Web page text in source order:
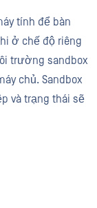
tính để bàn
ở chế độ riêng
trường sandbox
chủ. Sandbox
và trạng thái sẽ